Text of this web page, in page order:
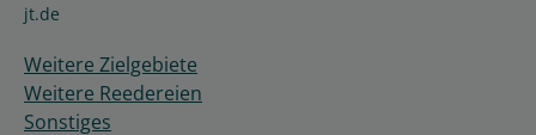
jt.de
Weitere Zielgebiete
Weitere Reedereien
Sonstiges